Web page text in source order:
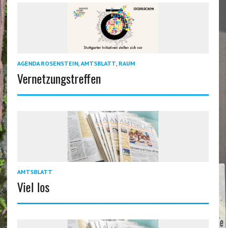
AGENDA ROSENSTEIN, AMTSBLATT, RAUM
Vernetzungstreffen
AMTSBLATT
Viel los